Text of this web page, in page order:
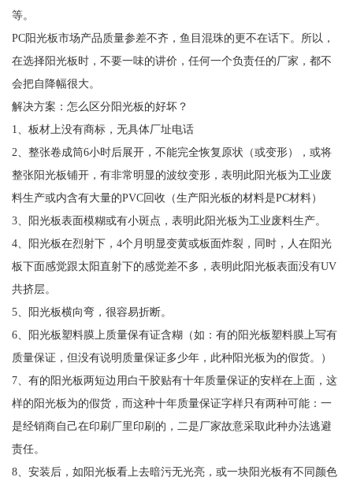
等。
PC阳光板市场产品质量参差不齐，鱼目混珠的更不在话下。所以，
在选择阳光板时，不要一味的讲价，任何一个负责任的厂家，都不
会把自降幅很大。
解决方案：怎么区分阳光板的好坏？
1、板材上没有商标，无具体厂址电话
2、整张卷成筒6小时后展开，不能完全恢复原状（或变形），或将
整张阳光板铺开，有非常明显的波纹变形，表明此阳光板为工业废
料生产或内含有大量的PVC回收（生产阳光板的材料是PC材料）
3、阳光板表面模糊或有小斑点，表明此阳光板为工业废料生产。
4、阳光板在烈射下，4个月明显变黄或板面炸裂，同时，人在阳光
板下面感觉跟太阳直射下的感觉差不多，表明此阳光板表面没有UV
共挤层。
5、阳光板横向弯，很容易折断。
6、阳光板塑料膜上质量保有证含糊（如：有的阳光板塑料膜上写有
质量保证，但没有说明质量保证多少年，此种阳光板为的假货。）
7、有的阳光板两短边用白干胶贴有十年质量保证的安样在上面，这
样的阳光板为的假货，而这种十年质量保证字样只有两种可能：一
是经销商自己在印刷厂里印刷的，二是厂家故意采取此种办法逃避
责任。
8、安装后，如阳光板看上去暗污无光亮，或一块阳光板有不同颜色